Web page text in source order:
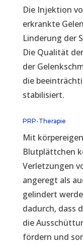
Die Injektion
erkrankte
Linderung der
Die Qualität
der
die
stabilisiert.
PRP-Therapie
Mit
Blutplättchen
Verletzungen
angeregt als
gelindert
dadurch, dass
die
fördern und